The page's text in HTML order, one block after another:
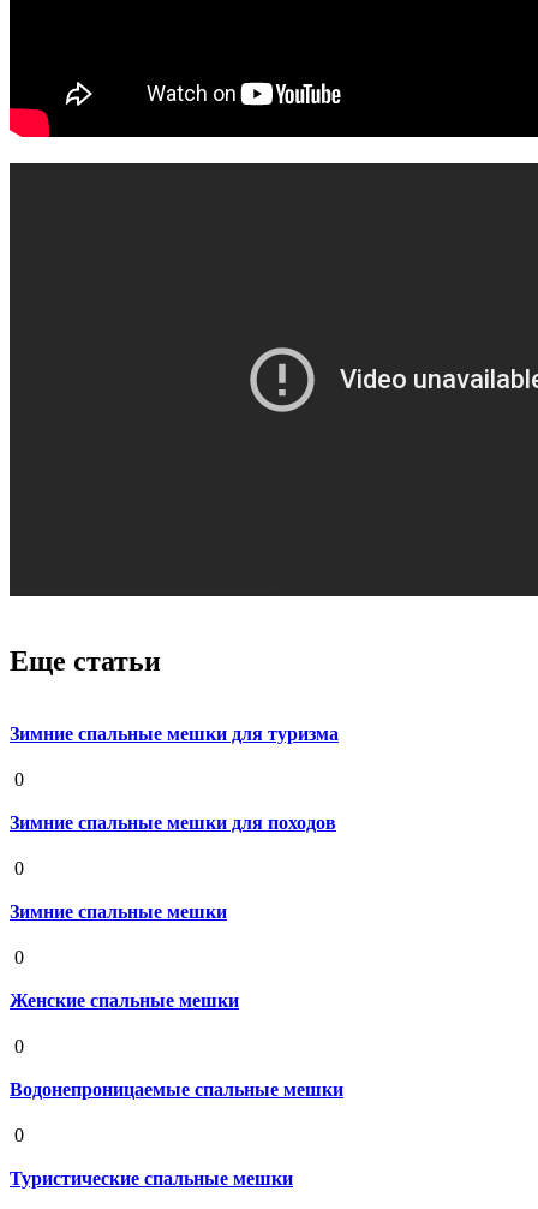
Еще статьи
Зимние спальные мешки для туризма
0
Зимние спальные мешки для походов
0
Зимние спальные мешки
0
Женские спальные мешки
0
Водонепроницаемые спальные мешки
0
Туристические спальные мешки